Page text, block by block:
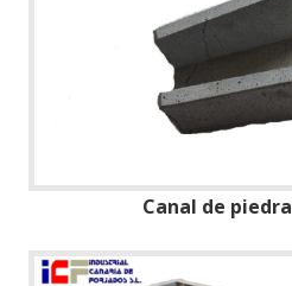
Canal de